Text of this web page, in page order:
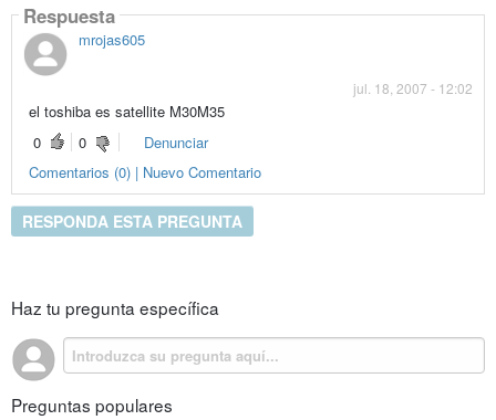
Respuesta
mrojas605
jul. 18, 2007 - 12:02
el toshiba es satellite M30M35
0
0
Denunciar
Comentarios (0) | Nuevo Comentario
RESPONDA ESTA PREGUNTA
Haz tu pregunta específica
Preguntas populares